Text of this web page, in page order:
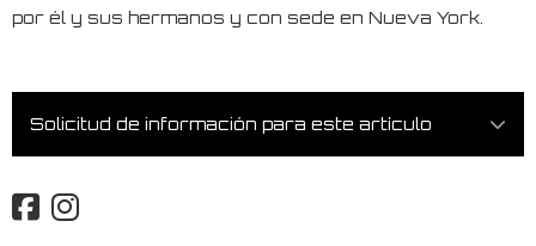
por él y sus hermanos y con sede en Nueva York.
Solicitud de información para este artículo